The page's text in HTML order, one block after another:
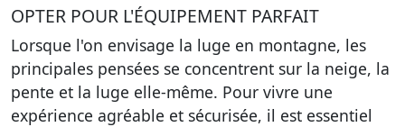
OPTER POUR L'ÉQUIPEMENT PARFAIT
Lorsque l'on envisage la luge en montagne, les
principales pensées se concentrent sur la neige, la
pente et la luge elle-même. Pour vivre une
expérience agréable et sécurisée, il est essentiel